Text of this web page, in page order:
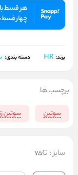
هر قسط
چهار قسط
برند: HR دسته بندی:
برچسب ها
سوتین سوتین
سایز:
75C